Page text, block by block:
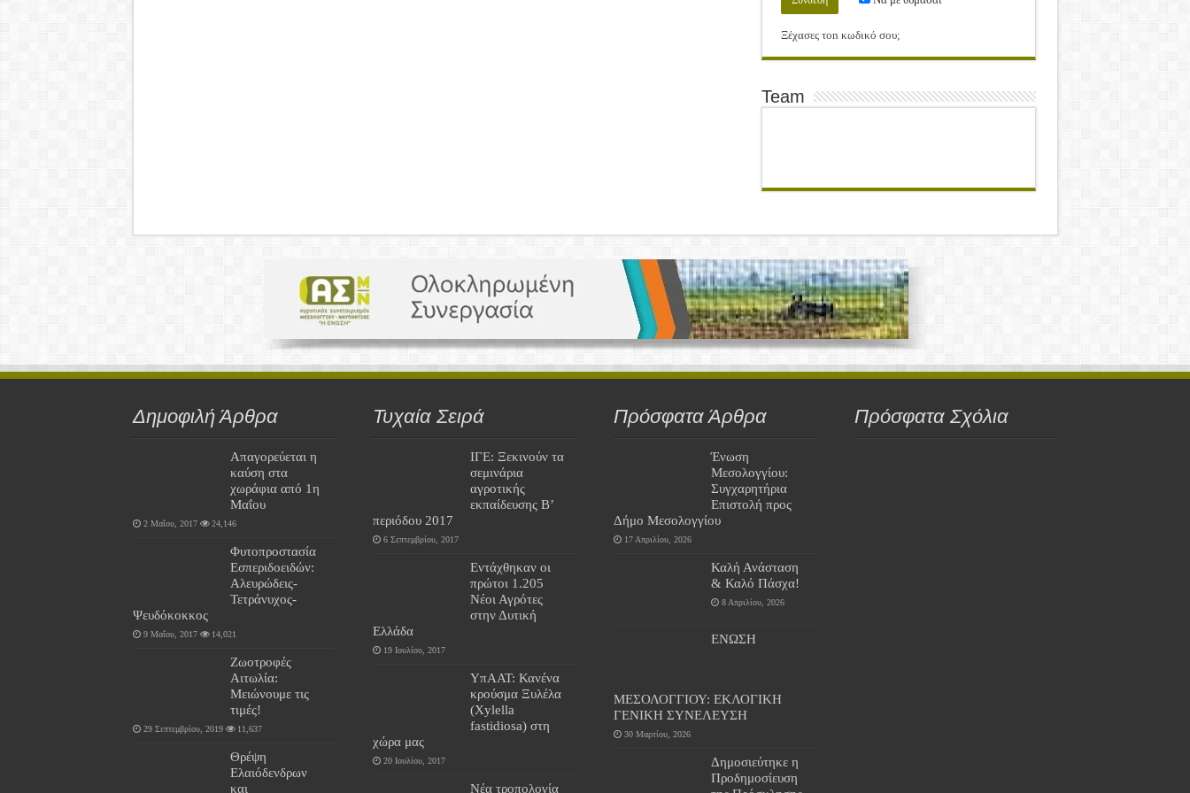
Ξέχασες τοn κωδικό σου;
Team
Δημοφιλή Άρθρα
Απαγορεύεται η
καύση στα
χωράφια από 1η
Μαΐου
2 Μαΐου, 2017 24,146
Φυτοπροστασία
Εσπεριδοειδών:
Αλευρώδεις-
Τετράνυχος-
Ψευδόκοκκος
9 Μαΐου, 2017 14,021
Ζωοτροφές
Αιτωλία:
Μειώνουμε τις
τιμές!
29 Σεπτεμβρίου, 2019 11,637
Θρέψη
Ελαιόδενδρων
και
Τυχαία Σειρά
ΙΓΕ: Ξεκινούν τα
σεμινάρια
αγροτικής
εκπαίδευσης Β’
περιόδου 2017
6 Σεπτεμβρίου, 2017
Εντάχθηκαν οι
πρώτοι 1.205
Νέοι Αγρότες
στην Δυτική
Ελλάδα
19 Ιουλίου, 2017
ΥπΑΑΤ: Κανένα
κρούσμα Ξυλέλα
(Xylella
fastidiosa) στη
χώρα μας
20 Ιουλίου, 2017
Νέα τροπολογία
Πρόσφατα Άρθρα
Ένωση
Μεσολογγίου:
Συγχαρητήρια
Επιστολή προς
Δήμο Μεσολογγίου
17 Απριλίου, 2026
Καλή Ανάσταση
& Καλό Πάσχα!
8 Απριλίου, 2026
ΕΝΩΣΗ
ΜΕΣΟΛΟΓΓΙΟΥ: ΕΚΛΟΓΙΚΗ
ΓΕΝΙΚΗ ΣΥΝΕΛΕΥΣΗ
30 Μαρτίου, 2026
Δημοσιεύτηκε η
Προδημοσίευση
Πρόσφατα Σχόλια